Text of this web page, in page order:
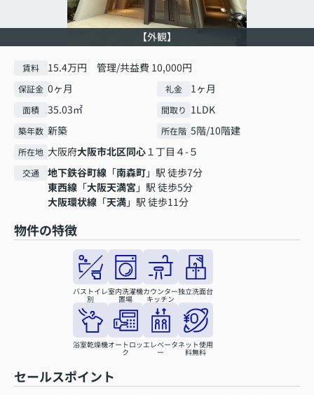
【外観】
賃料 15.4万円 管理/共益費 10,000円
保証金 0ヶ月 礼金 1ヶ月
面積 35.03㎡ 間取り 1LDK
築年数 新築 所在階 5階/10階建
所在地 大阪府大阪市北区同心１丁目４-５
交通 地下鉄谷町線 「南森町」駅 徒歩7分
東西線 「大阪天満宮 」駅 徒歩5分
大阪環状線 「天満」駅 徒歩11分
物件の特徴
バストイレ
別
室内洗濯機
置場
カウンター
キッチン
独立洗面台
浴室乾燥機オートロッ
ク
エレベータ
ー
ネット使用
料無料
セールスポイント